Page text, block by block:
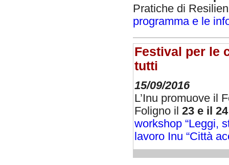
Pratiche di
programma e le
Festival per le
tutti
15/09/2016
L’Inu promuove il
Foligno il 23 e il
workshop “Leggi,
lavoro Inu “Città